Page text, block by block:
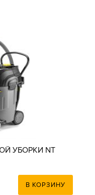
УБОРКИ NT
В КОРЗИНУ